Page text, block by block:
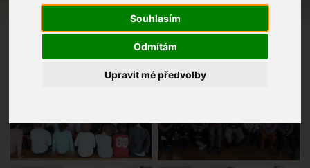
Souhlasím
Odmítám
Upravit mé předvolby